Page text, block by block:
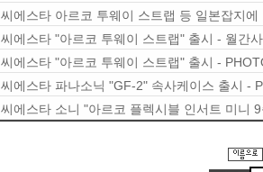
씨에스타 아르코 투웨이 스트랩 등 일본잡지
씨에스타 "아르코 투웨이 스트랩" 출시 - 월간
씨에스타 "아르코 투웨이 스트랩" 출시 -
씨에스타 파나소닉 "GF-2" 속사케이스 출시 -
씨에스타 소니 "아르코 플렉시블 인서트 미니